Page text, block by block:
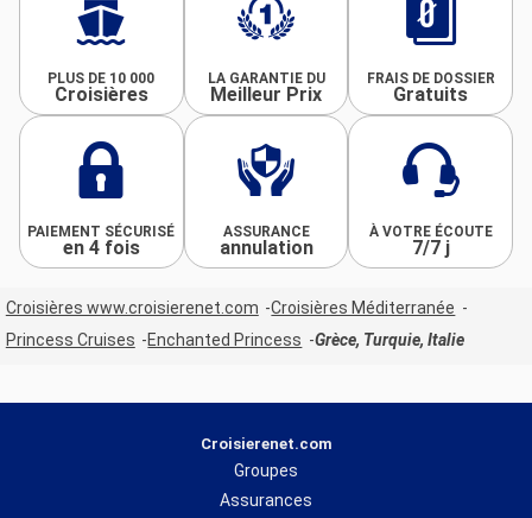
PLUS DE 10 000
Croisières
LA GARANTIE DU
Meilleur Prix
FRAIS DE DOSSIER
Gratuits
PAIEMENT SÉCURISÉ
en 4 fois
ASSURANCE
annulation
À VOTRE ÉCOUTE
7/7 j
Croisières www.croisierenet.com
Croisières Méditerranée
Princess Cruises
Enchanted Princess Grèce, Turquie, Italie
Croisierenet.com
Groupes
Assurances